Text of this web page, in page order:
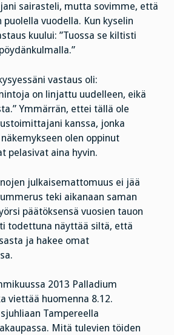
sairasteli, mutta sovimme, että
vuodella. Kun kyselin
kuului: ”Tuossa se kiltisti
vastaus oli:
on linjattu uudelleen, eikä
Ymmärrän, ettei tällä ole
kanssa, jonka
olen oppinut
pelasivat aina hyvin.
julkaisemattomuus ei jää
teki aikanaan saman
päätöksensä vuosien tauon
todettuna näyttää siltä, että
ja hakee omat
2013 Palladium
viettää huomenna 8.12.
Tampereella
Mitä tulevien töiden